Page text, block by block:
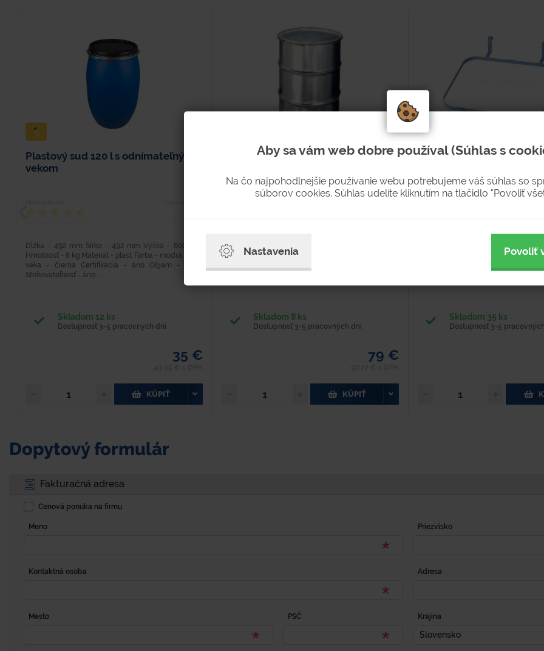
Plastový sud 120 l s odnímateľným
vekom
Dĺžka - 492 mm Šírka - 492 mm Výška - 800 mm
Hmotnosť - 6 kg Materiál - plast Farba - modrá Farba
veka - čierna Certifikácia - áno Objem - 120 l
Stohovateľnosť - áno -...
Skladom 12 ks
Dostupnosť 3-5 pracovných dní
35 €
KÚPIŤ
Sud 200 l pozink s odnímat.vekom
Materiál: Pozinkovaný plech Hrúbka plechu: 1,2 mm
Objem: 200 l Hmotnosť: 21,5 kg nosnosť : 350 kg
Skladom 8 ks
Dostupnosť 3-5 pracovných dní
79 €
KÚPIŤ
Pridržiavací kovový
Materiál: Kov Hmotnosť: 0,6 kg -
uchytenie vreca v plastovej nádobe s
Skladom 35 ks
Dostupnosť 3-5
Dopytový formulár
Fakturačná adresa
Cenová ponuka na firmu
Meno Priezvisko
Kontaktná osoba Adresa
Mesto PSČ Krajina
Slovensko
Aby sa vám web dobre používal (Súhlas s
Na čo najpohodlnejšie používanie webu potrebujeme váš súhlas so
súborov cookies. Súhlas udelíte kliknutím na tlačidlo "Povoliť
Nastavenia Povoliť